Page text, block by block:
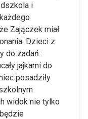
i
Zajączek miał
Dzieci z
do zadań:
jajkami do
posadziły
widok nie tylko